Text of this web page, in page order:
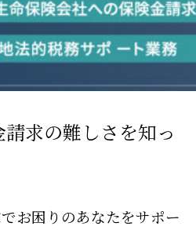
求の難しさを知っ
お困りのあなたをサポー